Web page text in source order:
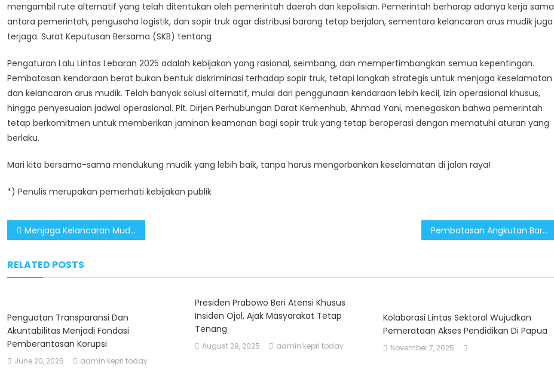
mengambil rute alternatif yang telah ditentukan oleh pemerintah daerah dan kepolisian. Pemerintah berharap adanya kerja sama
antara pemerintah, pengusaha logistik, dan sopir truk agar distribusi barang tetap berjalan, sementara kelancaran arus mudik juga
terjaga. Surat Keputusan Bersama (SKB) tentang
Pengaturan Lalu Lintas Lebaran 2025 adalah kebijakan yang rasional, seimbang, dan mempertimbangkan semua kepentingan.
Pembatasan kendaraan berat bukan bentuk diskriminasi terhadap sopir truk, tetapi langkah strategis untuk menjaga keselamatan
dan kelancaran arus mudik. Telah banyak solusi alternatif, mulai dari penggunaan kendaraan lebih kecil, izin operasional khusus,
hingga penyesuaian jadwal operasional. Plt. Dirjen Perhubungan Darat Kemenhub, Ahmad Yani, menegaskan bahwa pemerintah
tetap berkomitmen untuk memberikan jaminan keamanan bagi sopir truk yang tetap beroperasi dengan mematuhi aturan yang
berlaku.
Mari kita bersama-sama mendukung mudik yang lebih baik, tanpa harus mengorbankan keselamatan di jalan raya!
*) Penulis merupakan pemerhati kebijakan publik
Post
Menjaga Kelancaran Mudik dengan Pengaturan Angkutan Barang Pembatasan Angkutan Barang Upaya Pemerintah Pastikan Kelancaran Arus Mudik Libur Lebaran 2025
RELATED POSTS
Penguatan Transparansi Dan
Akuntabilitas Menjadi Fondasi
Pemberantasan Korupsi
June 20, 2026 admin kepri today
Presiden Prabowo Beri Atensi Khusus
Insiden Ojol, Ajak Masyarakat Tetap
Tenang
August 29, 2025 admin kepri today
Kolaborasi Lintas Sektoral Wujudkan
Pemerataan Akses Pendidikan Di Papua
November 7, 2025